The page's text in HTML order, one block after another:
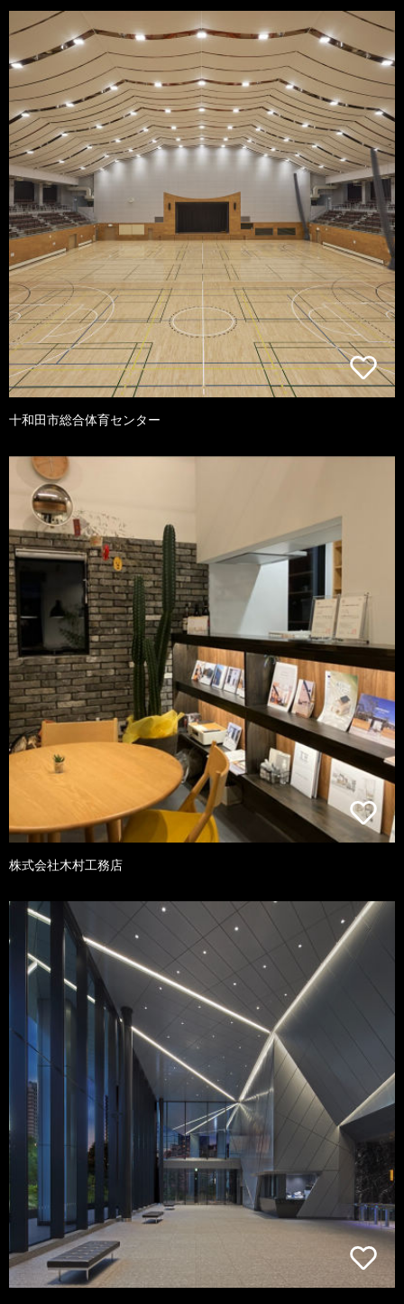
十和田市総合体育センター
株式会社木村工務店